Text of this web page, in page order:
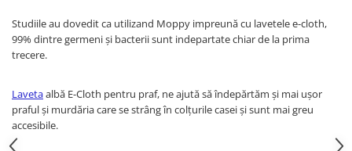
Studiile au dovedit ca utilizand Moppy impreună cu lavetele e-cloth,
99% dintre germeni și bacterii sunt indepartate chiar de la prima
trecere.
Lavetaalbă E-Cloth pentru praf, ne ajută să îndepărtăm și mai ușor
praful și murdăria care se strâng în colțurile casei și sunt mai greu
accesibile.